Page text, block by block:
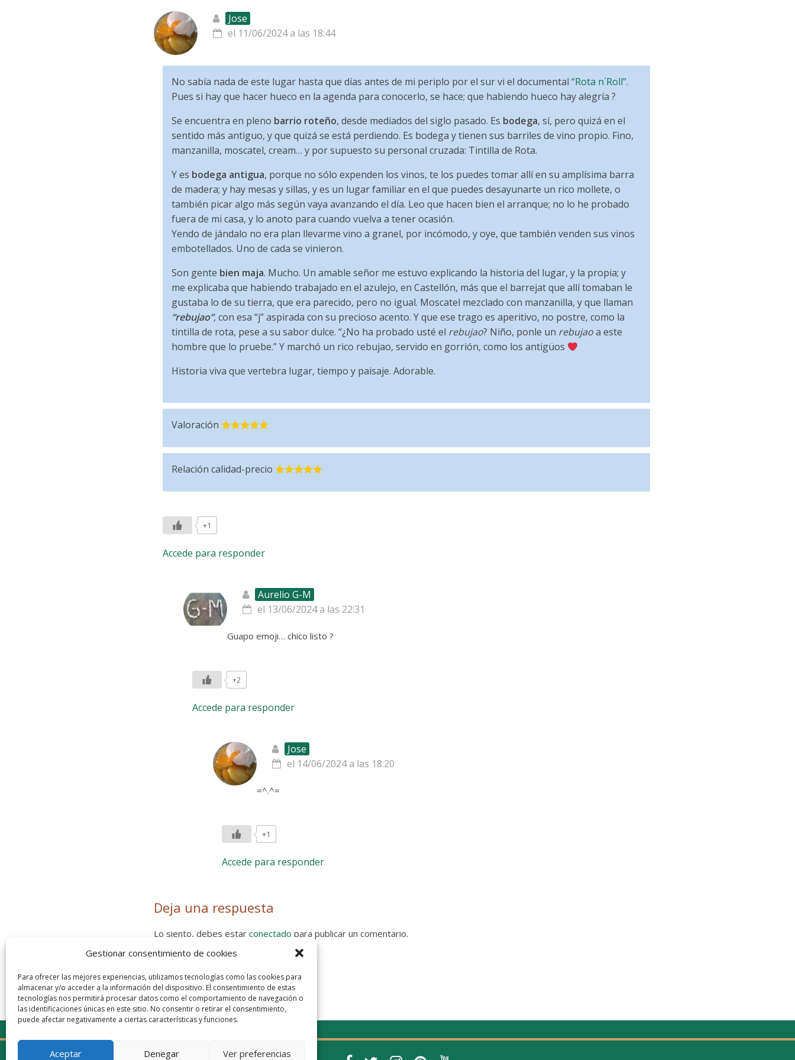
Gestionar consentimiento de cookies
Para ofrecer las mejores experiencias, utilizamos tecnologías como las cookies para
almacenar y/o acceder a la información del dispositivo. El consentimiento de estas
tecnologías nos permitirá procesar datos como el comportamiento de navegación o
las identificaciones únicas en este sitio. No consentir o retirar el consentimiento,
puede afectar negativamente a ciertas características y funciones.
Aceptar Denegar Ver preferencias
Jose
el 11/06/2024 a las 18:44
No sabía nada de este lugar hasta que días antes de mi periplo por el sur vi el documental “Rota n´Roll”.
Pues si hay que hacer hueco en la agenda para conocerlo, se hace; que habiendo hueco hay alegría ?
Se encuentra en pleno barrio roteño, desde mediados del siglo pasado. Es bodega, sí, pero quizá en el
sentido más antiguo, y que quizá se está perdiendo. Es bodega y tienen sus barriles de vino propio. Fino,
manzanilla, moscatel, cream… y por supuesto su personal cruzada: Tintilla de Rota.
Y es bodega antigua, porque no sólo expenden los vinos, te los puedes tomar allí en su amplísima barra
de madera; y hay mesas y sillas, y es un lugar familiar en el que puedes desayunarte un rico mollete, o
también picar algo más según vaya avanzando el día. Leo que hacen bien el arranque; no lo he probado
fuera de mi casa, y lo anoto para cuando vuelva a tener ocasión.
Yendo de jándalo no era plan llevarme vino a granel, por incómodo, y oye, que también venden sus vinos
embotellados. Uno de cada se vinieron.
Son gente bien maja. Mucho. Un amable señor me estuvo explicando la historia del lugar, y la propia; y
me explicaba que habiendo trabajado en el azulejo, en Castellón, más que el barrejat que allí tomaban le
gustaba lo de su tierra, que era parecido, pero no igual. Moscatel mezclado con manzanilla, y que llaman
“rebujao”, con esa “j” aspirada con su precioso acento. Y que ese trago es aperitivo, no postre, como la
tintilla de rota, pese a su sabor dulce. “¿No ha probado usté el rebujao? Niño, ponle un rebujaoa este
hombre que lo pruebe.” Y marchó un rico rebujao, servido en gorrión, como los antigüos
Historia viva que vertebra lugar, tiempo y paisaje. Adorable.
Valoración
Relación calidad-precio
+1
Accede para responder
Aurelio G-M
el 13/06/2024 a las 22:31
Guapo emoji… chico listo ?
+2
Accede para responder
Jose
el 14/06/2024 a las 18:20
=^.^=
+1
Accede para responder
Deja una respuesta
Lo siento, debes estar conectado para publicar un comentario.
Entra con tu red social
He leído y acepto laPolítica de Privacidad